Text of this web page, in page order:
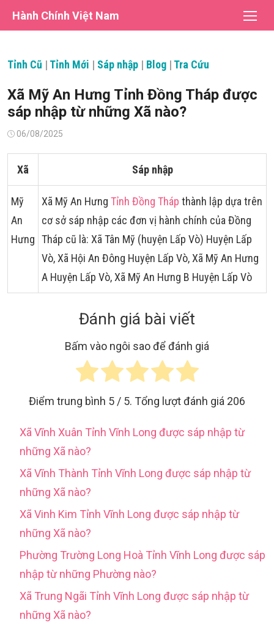
Hành Chính Việt Nam
Tỉnh Cũ | Tỉnh Mới | Sáp nhập | Blog | Tra Cứu
Xã Mỹ An Hưng Tỉnh Đồng Tháp được
sáp nhập từ những Xã nào?
Đăng06/08/2025
Xã Sáp nhập
Mỹ
An
Hưng
Xã Mỹ An Hưng Tỉnh Đồng Tháp thành lập dựa trên
cơ sở sáp nhập các đơn vị hành chính của Đồng
Tháp cũ là: Xã Tân Mỹ (huyện Lấp Vò) Huyện Lấp
Vò, Xã Hội An Đông Huyện Lấp Vò, Xã Mỹ An Hưng
A Huyện Lấp Vò, Xã Mỹ An Hưng B Huyện Lấp Vò
Đánh giá bài viết
Bấm vào ngôi sao để đánh giá
Điểm trung bình 5 / 5. Tổng lượt đánh giá 206
Xã Vĩnh Xuân Tỉnh Vĩnh Long được sáp nhập từ
những Xã nào?
Xã Vĩnh Thành Tỉnh Vĩnh Long được sáp nhập từ
những Xã nào?
Xã Vinh Kim Tỉnh Vĩnh Long được sáp nhập từ
những Xã nào?
Phường Trường Long Hoà Tỉnh Vĩnh Long được sáp
nhập từ những Phường nào?
Xã Trung Ngãi Tỉnh Vĩnh Long được sáp nhập từ
những Xã nào?